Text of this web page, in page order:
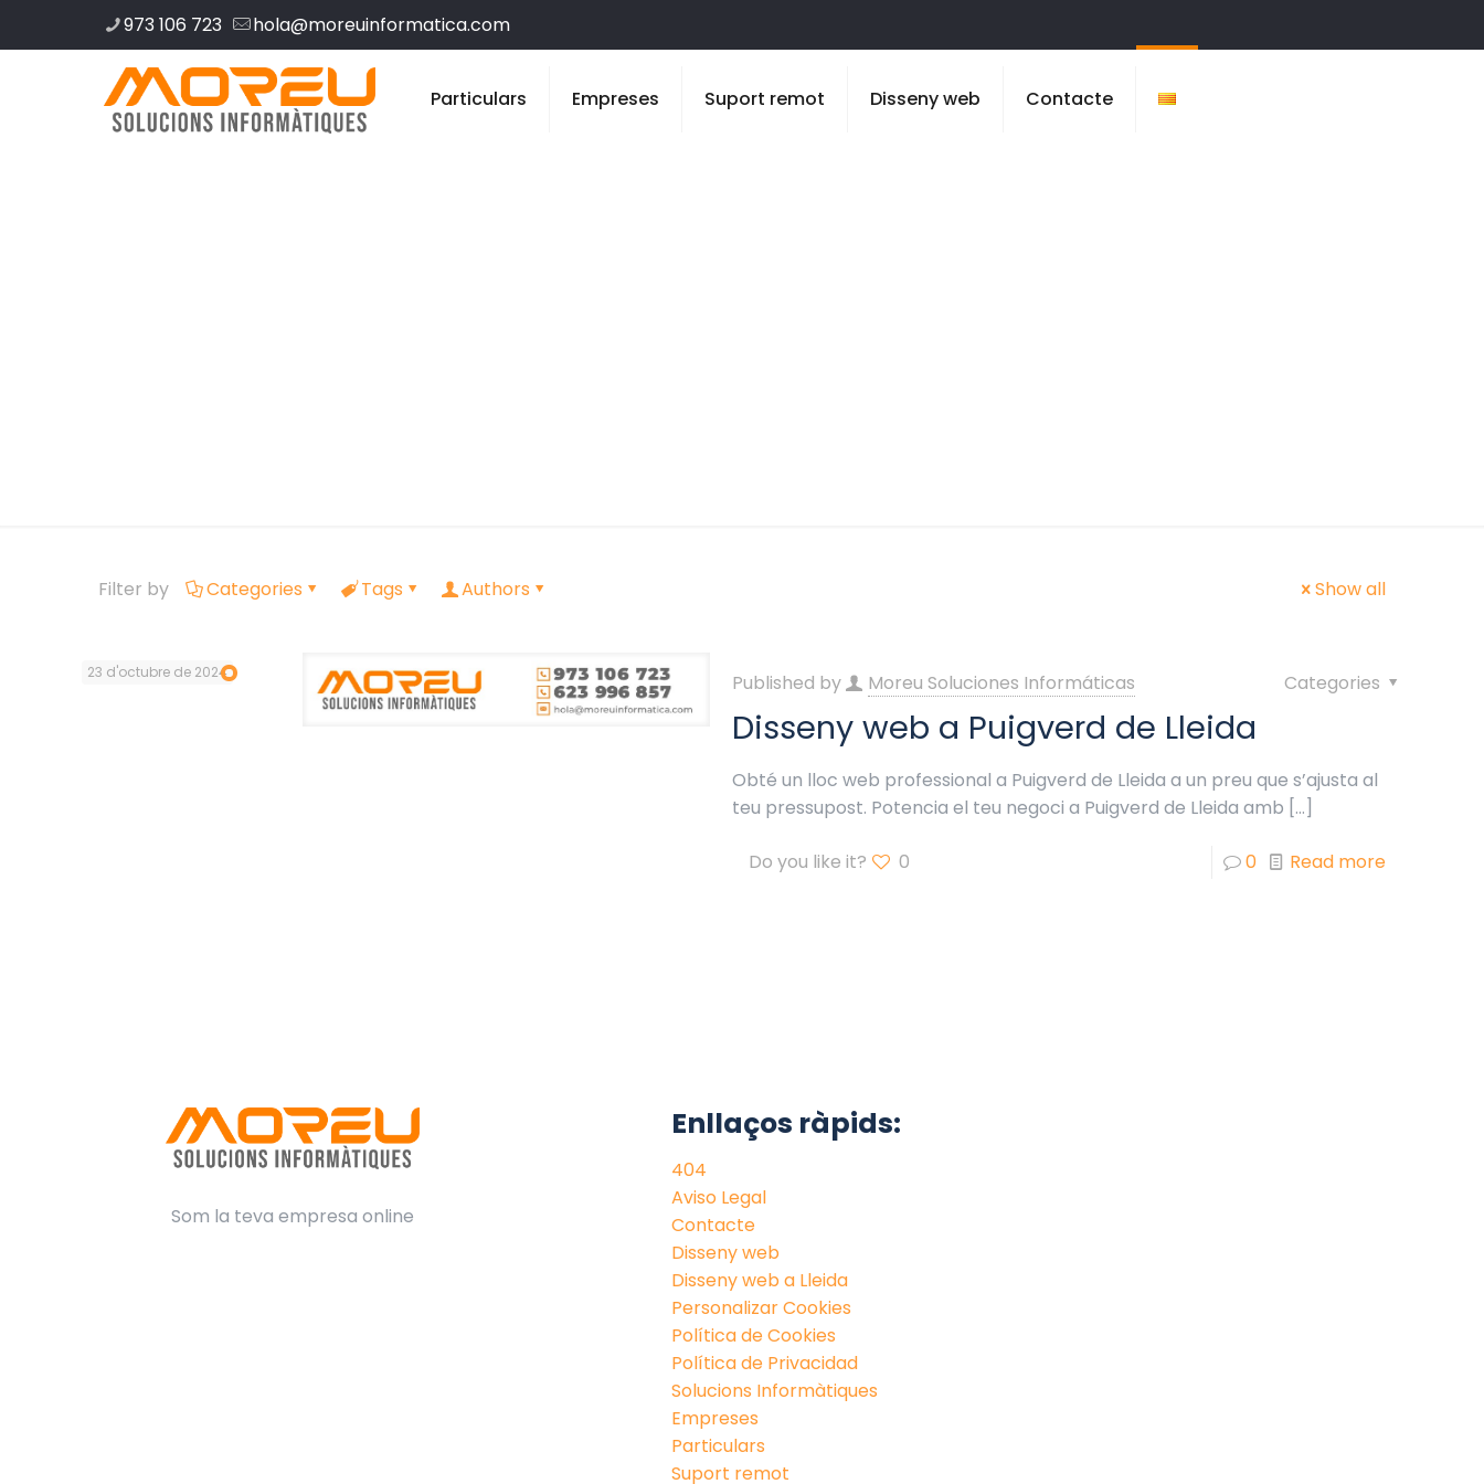
973 106 723 hola@moreuinformatica.com
Particulars Empreses Suport remot Disseny web Contacte
Filter by Categories Tags Authors Show all
23 d'octubre de 2024 Published by Moreu Soluciones Informáticas Categories
Disseny web a Puigverd de Lleida
Obté un lloc web professional a Puigverd de Lleida a un preu que s’ajusta al
teu pressupost. Potencia el teu negoci a Puigverd de Lleida amb […]
Do you like it? 0 0 Read more
Som la teva empresa online
Enllaços ràpids:
404
Aviso Legal
Contacte
Disseny web
Disseny web a Lleida
Personalizar Cookies
Política de Cookies
Política de Privacidad
Solucions Informàtiques
Empreses
Particulars
Suport remot